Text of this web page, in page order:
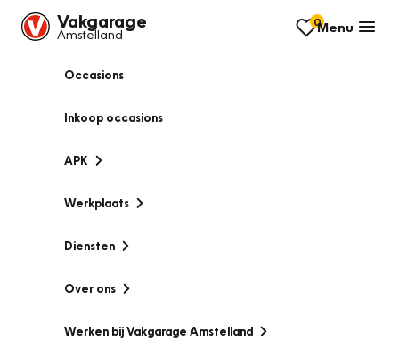
Vakgarage
Amstelland
0Menu
Occasions
Inkoop occasions
APK
Werkplaats
Diensten
Over ons
Werken bij Vakgarage Amstelland